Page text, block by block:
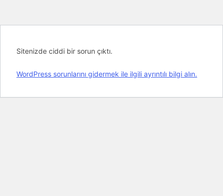
Sitenizde ciddi bir sorun çıktı.
WordPress sorunlarını gidermek ile ilgili ayrıntılı bilgi alın.